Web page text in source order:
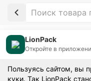
LionPack
Пользуясь сайтом, вы
куки. Так LionPack